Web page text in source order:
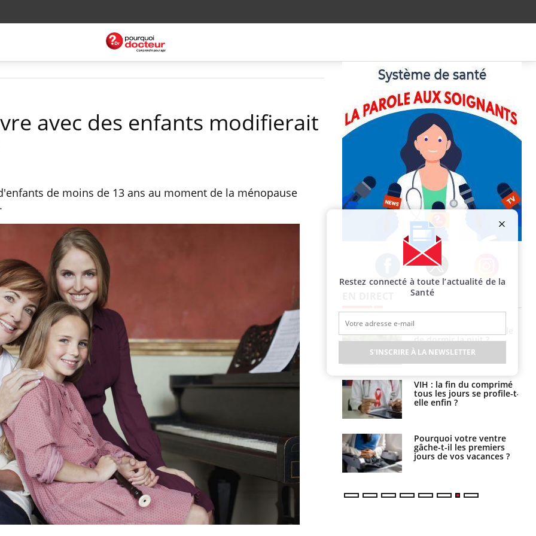
avec des enfants modifierait
de moins de 13 ans au moment de la ménopause
Facebook Twitter Instagram
Chikungunya, dengue,
West Nile : que se passe-
t-il dans le sud de la
France ?
Les médicaments GLP-1
protègent-ils aussi les os
?
Cytomégalovirus : ce qui
change dans la prise en
charge des femmes
enceintes
La sieste empêche-t-elle
de dormir la nuit ?
VIH : la fin du comprimé
tous les jours se profile-t-
Pourquoi votre ventre
gâche-t-il les premiers
jours de vos vacances ?
pourquoi le risque de
noyade grimpe-t-il ?
Le Viagra pourrait-il
freiner la propagation du
cancer ?
Pourquoi manger moins
de protéines pourrait
finalement être bénéfique
Restez connecté à toute l’actualité de la
Santé
S'INSCRIRE À LA NEWSLETTER